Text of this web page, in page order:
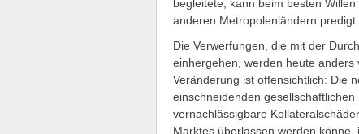
begleitete, kann beim besten
anderen Metropolenländern predigt
Die Verwerfungen, die mit der
einhergehen, werden heute
Veränderung ist offensichtlich: Die
einschneidenden
vernachlässigbare
Marktes überlassen werden